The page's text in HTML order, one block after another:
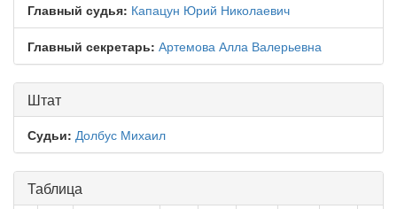
Главный судья: Капацун Юрий Николаевич
Главный секретарь: Артемова Алла Валерьевна
Штат
Судьи: Долбус Михаил
Таблица